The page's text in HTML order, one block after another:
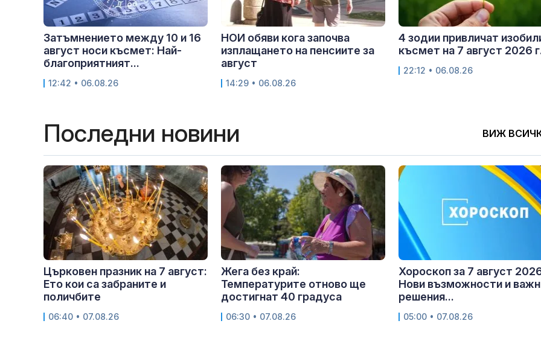
Затъмнението между 10 и 16
август носи късмет: Най-
благоприятният...
12:42 • 06.08.26
НОИ обяви кога започва
изплащането на пенсиите за
август
14:29 • 06.08.26
4 зодии привличат
късмет на 7 август 2026
22:12 • 06.08.26
Последни новини ВИЖ
Църковен празник на 7 август:
Ето кои са забраните и
поличбите
06:40 • 07.08.26
Жега без край:
Температурите отново ще
достигнат 40 градуса
06:30 • 07.08.26
Хороскоп за 7 август
Нови възможности и
решения...
05:00 • 07.08.26